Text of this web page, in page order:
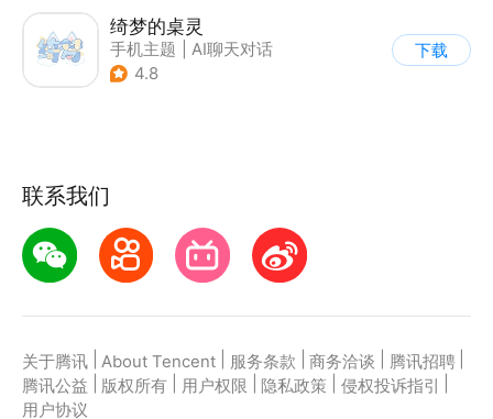
绮梦的桌灵
手机主题
AI聊天对话
4.8
下载
联系我们
关于腾讯 About Tencent 服务条款 商务洽谈 腾讯招聘
腾讯公益
版权所有 用户权限 隐私政策 侵权投诉指引
用户协议